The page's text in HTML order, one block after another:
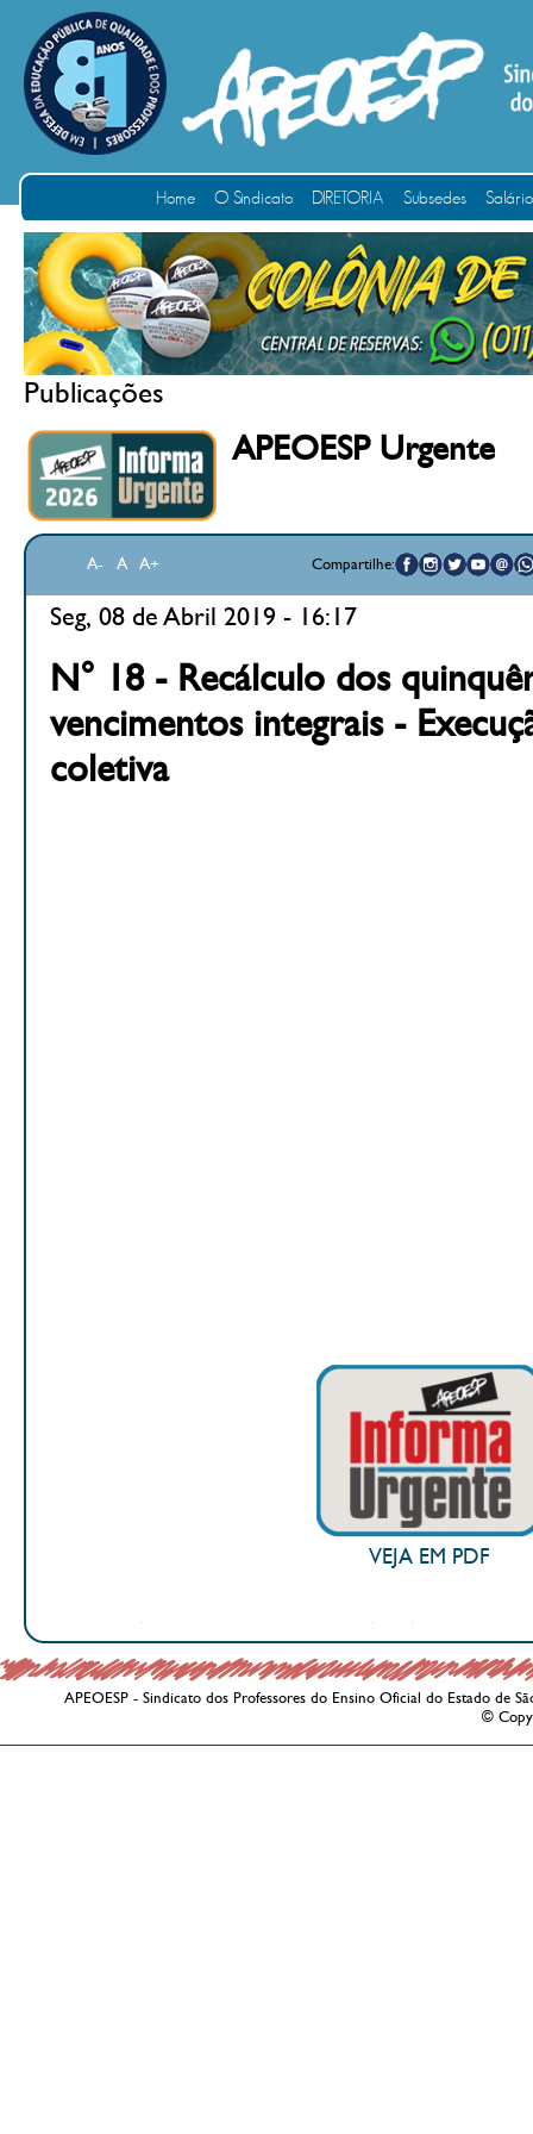
Home O Sindicato DIRETORIA Subsedes
Publicações
APEOESP Urgente
A- A A+ Compartilhe:
Seg, 08 de Abril 2019 - 16:17
N° 18 - Recálculo dos
vencimentos integrais -
coletiva
VEJA EM PDF
APEOESP - Sindicato dos Professores do Ensino Oficial do Estado de
©